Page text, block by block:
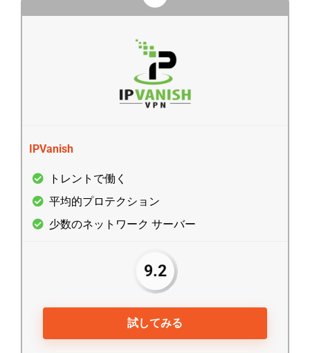
IPVanish
トレントで働く
平均的プロテクション
少数のネットワーク サーバー
9.2
試してみる